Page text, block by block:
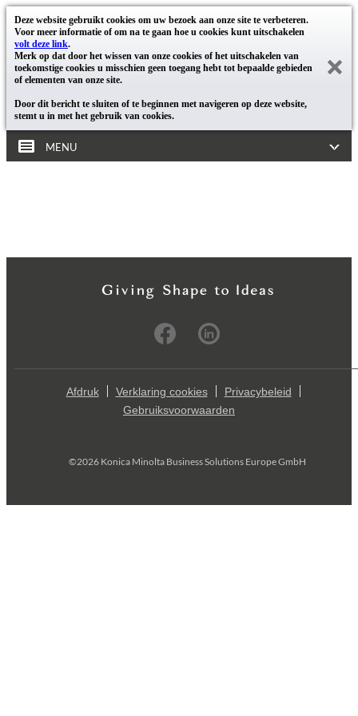
Deze website gebruikt cookies om uw bezoek aan onze site te verbeteren.
Voor meer informatie of om na te gaan hoe u cookies kunt uitschakelen
volt deze link.
Merk op dat door het wissen van onze cookies of het uitschakelen van
toekomstige cookies u misschien geen toegang hebt tot bepaalde gebieden
of elementen van onze site.
Door dit bericht te sluiten of te beginnen met navigeren op deze website,
stemt u in met het gebruik van cookies.
MENU
Afdruk Verklaring cookies
Privacybeleid
Gebruiksvoorwaarden
©2026 Konica Minolta Business Solutions Europe GmbH